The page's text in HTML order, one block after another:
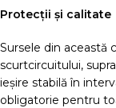
Protecții și calitate
Sursele din această
scurtcircuitului,
ieșire stabilă în
obligatorie pentru